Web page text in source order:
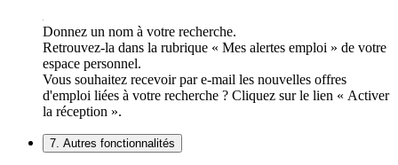
Donnez un nom à votre recherche.
Retrouvez-la dans la rubrique « Mes alertes emploi » de votre
espace personnel.
Vous souhaitez recevoir par e-mail les nouvelles offres
d'emploi liées à votre recherche ? Cliquez sur le lien « Activer
la réception ».
7. Autres fonctionnalités